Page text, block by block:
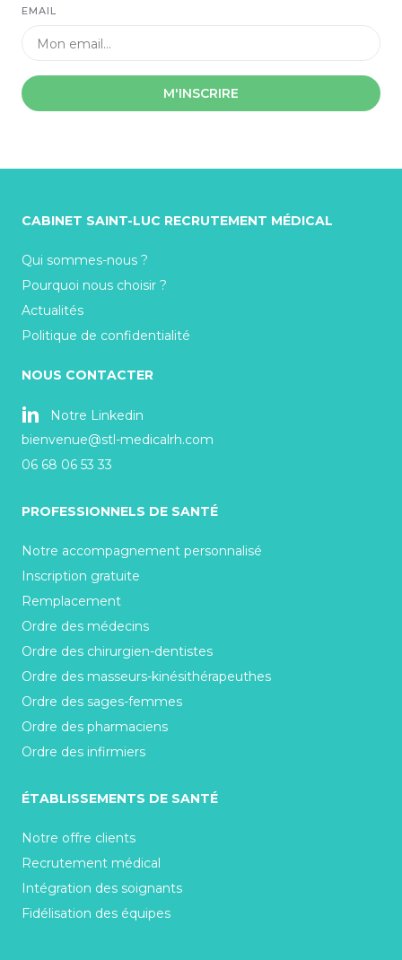
EMAIL
M'INSCRIRE
CABINET SAINT-LUC RECRUTEMENT MÉDICAL
Qui sommes-nous ?
Pourquoi nous choisir ?
Actualités
Politique de confidentialité
NOUS CONTACTER
Notre Linkedin
bienvenue@stl-medicalrh.com
06 68 06 53 33
PROFESSIONNELS DE SANTÉ
Notre accompagnement personnalisé
Inscription gratuite
Remplacement
Ordre des médecins
Ordre des chirurgien-dentistes
Ordre des masseurs-kinésithérapeuthes
Ordre des sages-femmes
Ordre des pharmaciens
Ordre des infirmiers
ÉTABLISSEMENTS DE SANTÉ
Notre offre clients
Recrutement médical
Intégration des soignants
Fidélisation des équipes